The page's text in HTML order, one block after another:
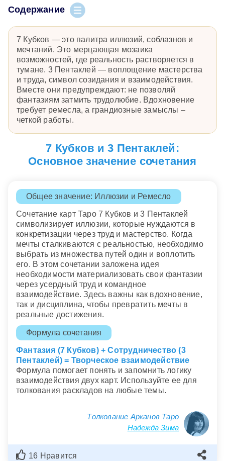
Содержание
7 Кубков — это палитра иллюзий, соблазнов и
мечтаний. Это мерцающая мозаика
возможностей, где реальность растворяется в
тумане. 3 Пентаклей — воплощение мастерства
и труда, символ созидания и взаимодействия.
Вместе они предупреждают: не позволяй
фантазиям затмить трудолюбие. Вдохновение
требует ремесла, а грандиозные замыслы –
четкой работы.
7 Кубков и 3 Пентаклей:
Основное значение сочетания
Общее значение: Иллюзии и Ремесло
Сочетание карт Таро 7 Кубков и 3 Пентаклей
символизирует иллюзии, которые нуждаются в
конкретизации через труд и мастерство. Когда
мечты сталкиваются с реальностью, необходимо
выбрать из множества путей один и воплотить
его. В этом сочетании заложена идея
необходимости материализовать свои фантазии
через усердный труд и командное
взаимодействие. Здесь важны как вдохновение,
так и дисциплина, чтобы превратить мечты в
реальные достижения.
Формула сочетания
Фантазия (7 Кубков) + Сотрудничество (3
Пентаклей) = Творческое взаимодействие
Формула помогает понять и запомнить логику
взаимодействия двух карт. Используйте ее для
толкования раскладов на любые темы.
Толкование Арканов Таро
Надежда Зима
16 Нравится